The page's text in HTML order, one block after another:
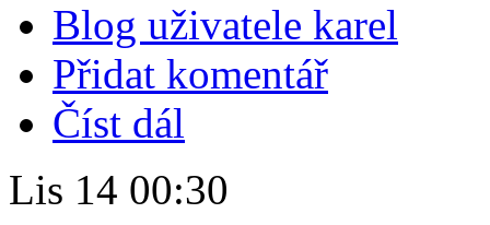
Blog uživatele karel
Přidat komentář
Číst dál
Lis 14 00:30